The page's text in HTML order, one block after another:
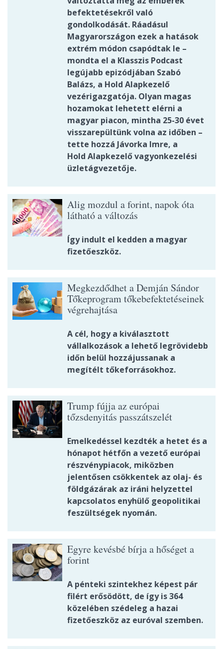
befektetésekről való
gondolkodását. Ráadásul
Magyarországon ezek a hatások
extrém módon csapódtak le –
mondta el a Klasszis Podcast
legújabb epizódjában Szabó
Balázs, a Hold Alapkezelő
vezérigazgatója. Olyan magas
hozamokat lehetett elérni a
magyar piacon, mintha 25-30 évet
visszarepültünk volna az időben –
tette hozzá Jávorka Imre, a
Hold Alapkezelő vagyonkezelési
üzletágvezetője.
Alig mozdul a forint, napok óta
látható a változás
Így indult el kedden a magyar
fizetőeszköz.
Megkezdődhet a Demján Sándor
Tőkeprogram tőkebefektetéseinek
végrehajtása
A cél, hogy a kiválasztott
vállalkozások a lehető legrövidebb
időn belül hozzájussanak a
megítélt tőkeforrásokhoz.
Trump fújja az európai
tőzsdenyitás passzátszelét
Emelkedéssel kezdték a hetet és a
hónapot hétfőn a vezető európai
részvénypiacok, miközben
jelentősen csökkentek az olaj- és
földgázárak az iráni helyzettel
kapcsolatos enyhülő geopolitikai
feszültségek nyomán.
Egyre kevésbé bírja a hőséget a
forint
A pénteki szintekhez képest pár
filért erősödött, de így is 364
közelében szédeleg a hazai
fizetőeszköz az euróval szemben.